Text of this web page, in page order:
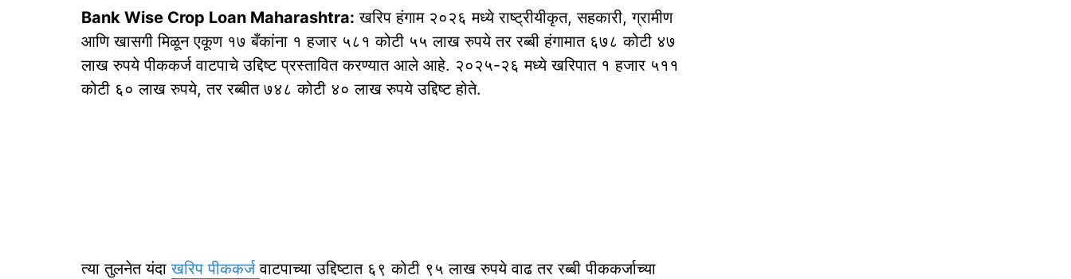
Bank Wise Crop Loan Maharashtra: खरिप हंगाम २०२६ मध्ये राष्ट्रीयीकृत, सहकारी, ग्रामीण
आणि खासगी मिळून एकूण १७ बँकांना १ हजार ५८१ कोटी ५५ लाख रुपये तर रब्बी हंगामात ६७८ कोटी ४७
लाख रुपये पीककर्ज वाटपाचे उद्दिष्ट प्रस्तावित करण्यात आले आहे. २०२५-२६ मध्ये खरिपात १ हजार ५११
कोटी ६० लाख रुपये, तर रब्बीत ७४८ कोटी ४० लाख रुपये उद्दिष्ट होते.
त्या तुलनेत यंदाखरिप पीककर्जवाटपाच्या उद्दिष्टात ६९ कोटी ९५ लाख रुपये वाढ तर रब्बी पीककर्जाच्या